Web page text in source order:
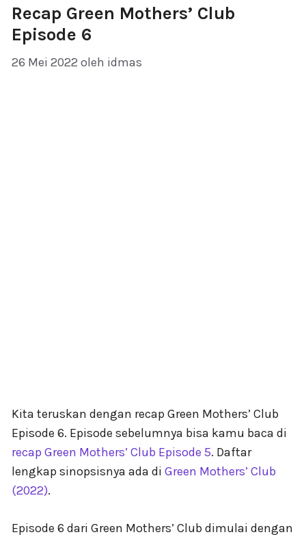
Recap Green Mothers’ Club
Episode 6
26 Mei 2022 oleh idmas
Kita teruskan dengan recap Green Mothers’ Club
Episode 6. Episode sebelumnya bisa kamu baca di
recap Green Mothers’ Club Episode 5. Daftar
lengkap sinopsisnya ada di Green Mothers’ Club
(2022).
Episode 6 dari Green Mothers’ Club dimulai dengan